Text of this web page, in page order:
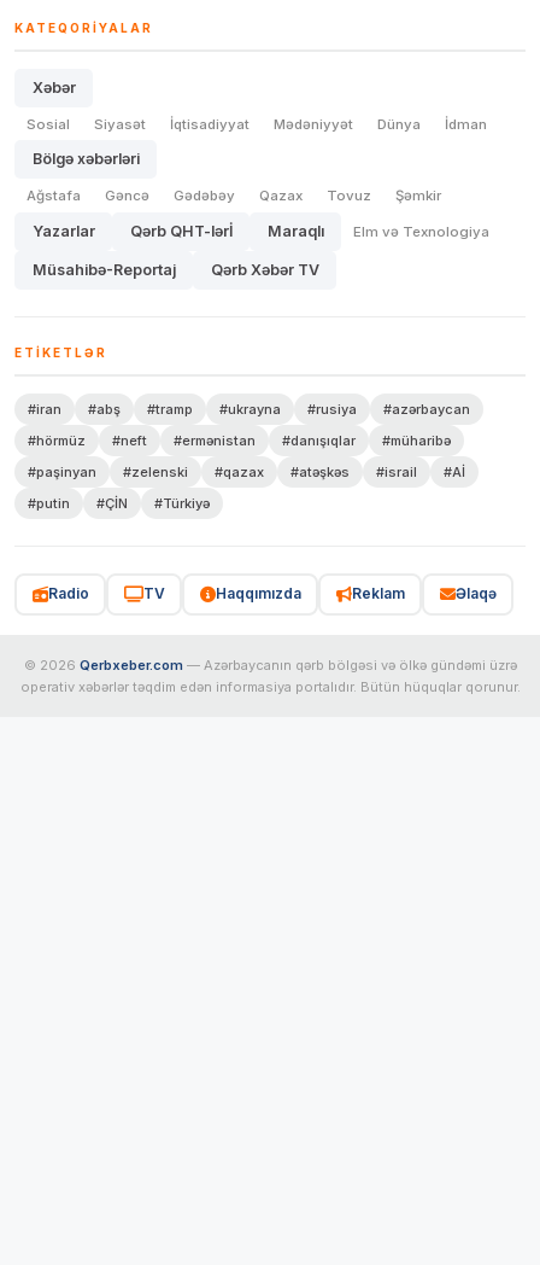
KATEQORIYALAR
Xəbər
Sosial Siyasət İqtisadiyyat Mədəniyyət Dünya İdman
Bölgə xəbərləri
Ağstafa Gəncə Gədəbəy Qazax Tovuz Şəmkir
Yazarlar Qərb QHT-lərİ Maraqlı Elm və Texnologiya
Müsahibə-Reportaj Qərb Xəbər TV
ETIKETLƏR
#iran #abş #tramp #ukrayna #rusiya
#azərbaycan
#hörmüz
#neft #ermənistan #danışıqlar
#müharibə
#paşinyan
#zelenski #qazax #atəşkəs #israil
#Aİ
#putin
#ÇİN #Türkiyə
Radio TV Haqqımızda Reklam Əlaqə
© 2026 Qerbxeber.com — Azərbaycanın qərb bölgəsi və ölkə gündəmi üzrə
operativ xəbərlər təqdim edən informasiya portalıdır. Bütün hüquqlar qorunur.